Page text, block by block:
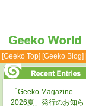
[Geeko Top] [Geeko Blog]
「Geeko Magazine
2026夏」発行のお知ら